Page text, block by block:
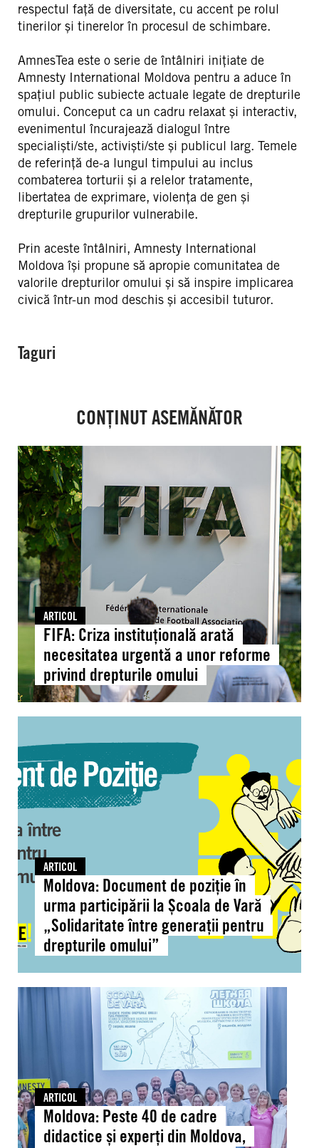
respectul față de diversitate, cu accent pe rolul
tinerilor și tinerelor în procesul de schimbare.
AmnesTea este o serie de întâlniri inițiate de
Amnesty International Moldova pentru a aduce în
spațiul public subiecte actuale legate de drepturile
omului. Conceput ca un cadru relaxat și interactiv,
evenimentul încurajează dialogul între
specialiști/ste, activiști/ste și publicul larg. Temele
de referință de-a lungul timpului au inclus
combaterea torturii și a relelor tratamente,
libertatea de exprimare, violența de gen și
drepturile grupurilor vulnerabile.
Prin aceste întâlniri, Amnesty International
Moldova își propune să apropie comunitatea de
valorile drepturilor omului și să inspire implicarea
civică într-un mod deschis și accesibil tuturor.
Taguri
CONȚINUT ASEMĂNĂTOR
FIFA:
Criza
instituțională
arată
necesitatea
urgentă
a
unor
reforme
privind
drepturile
omului
ARTICOL
FIFA: Criza instituțională arată
necesitatea urgentă a unor reforme
privind drepturile omului
Document
de
poziție
în
urma
participării
Școala
de
„Solidaritate
între
generații
omului”
ARTICOL
Moldova: Document de poziție în
urma participării la Școala de Vară
„Solidaritate între generații pentru
drepturile omului”
Moldova:
Peste
didactice
și
experți
din
ARTICOL
Moldova: Peste 40 de cadre
didactice și experți din Moldova,